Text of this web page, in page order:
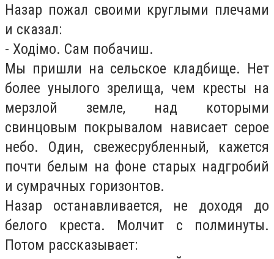
Назар пожал своими круглыми плечами
и сказал:
- Ходімо. Сам побачиш.
Мы пришли на сельское кладбище. Нет
более унылого зрелища, чем кресты на
мерзлой земле, над которыми
свинцовым покрывалом нависает серое
небо. Один, свежесрубленный, кажется
почти белым на фоне старых надгробий
и сумрачных горизонтов.
Назар останавливается, не доходя до
белого креста. Молчит с полминуты.
Потом рассказывает: